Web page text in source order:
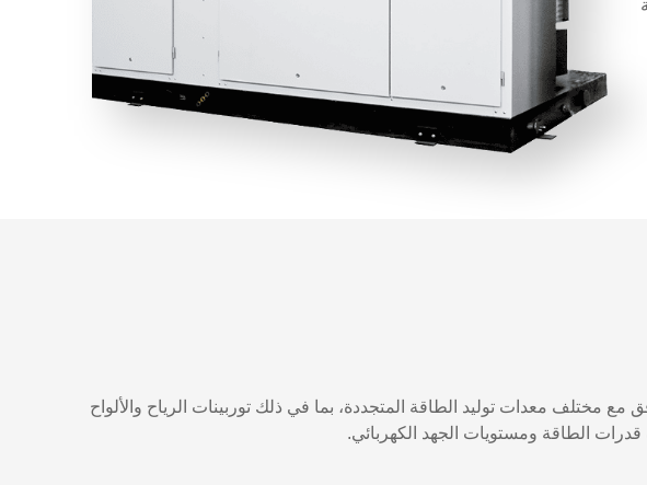
مع مختلف معدات توليد الطاقة المتجددة، بما في ذلك توربينات الرياح والألواح
الطاقة ومستويات الجهد الكهربائي.